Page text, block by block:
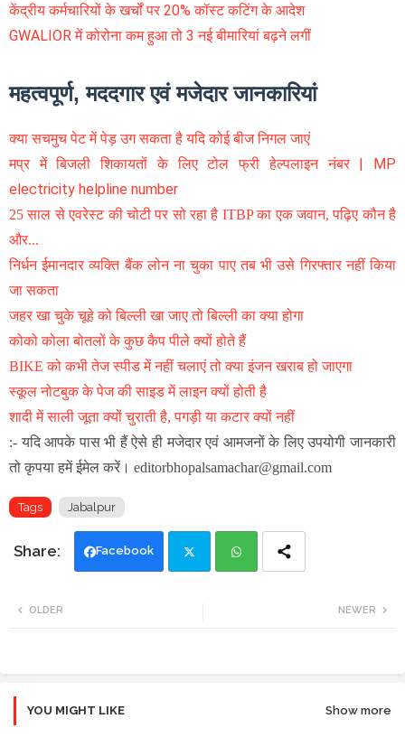
केंद्रीय कर्मचारियों के खर्चों पर 20% कॉस्ट कटिंग के आदेश
GWALIOR में कोरोना कम हुआ तो 3 नई बीमारियां बढ़ने लगीं
महत्वपूर्ण, मददगार एवं मजेदार जानकारियां
क्या सचमुच पेट में पेड़ उग सकता है यदि कोई बीज निगल जाएं
मप्र में बिजली शिकायतों के लिए टोल फ्री हेल्पलाइन नंबर | MP
electricity helpline number
25 साल से एवरेस्ट की चोटी पर सो रहा है ITBP का एक जवान, पढ़िए कौन है
और...
निर्धन ईमानदार व्यक्ति बैंक लोन ना चुका पाए तब भी उसे गिरफ्तार नहीं किया
जा सकता
जहर खा चुके चूहे को बिल्ली खा जाए तो बिल्ली का क्या होगा
कोको कोला बोतलों के कुछ कैप पीले क्यों होते हैं
BIKE को कभी तेज स्पीड में नहीं चलाएं तो क्या इंजन खराब हो जाएगा
स्कूल नोटबुक के पेज की साइड में लाइन क्यों होती है
शादी में साली जूता क्यों चुराती है, पगड़ी या कटार क्यों नहीं
:- यदि आपके पास भी हैं ऐसे ही मजेदार एवं आमजनों के लिए उपयोगी जानकारी
तो कृपया हमें ईमेल करें। editorbhopalsamachar@gmail.com
Tags Jabalpur
Facebook
NEWER
OLDER
YOU MIGHT LIKE Show more